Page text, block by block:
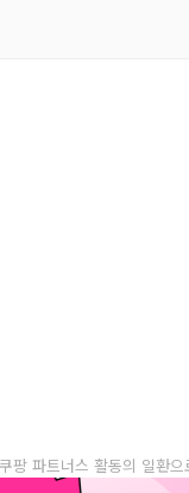
팡 파트너스 활동의 일환